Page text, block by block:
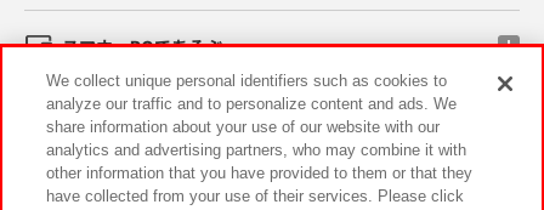
スマホ・PCであそぶ
イベント・キャンペーン
We collect unique personal identifiers such as cookies to
analyze our traffic and to personalize content and ads. We
share information about your use of our website with our
analytics and advertising partners, who may combine it with
other information that you have provided to them or that they
have collected from your use of their services. Please click